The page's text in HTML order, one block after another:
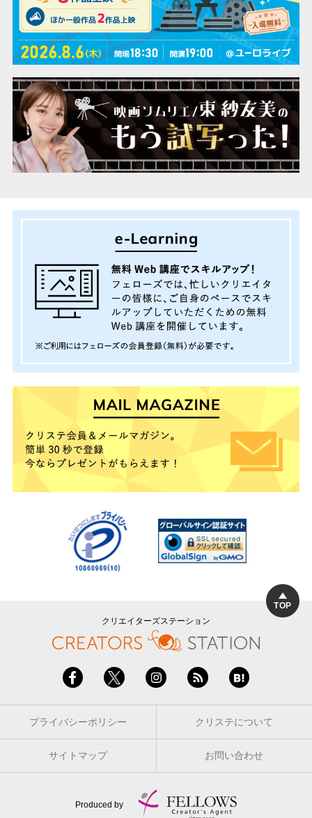
TOP
クリエイターズステーション
プライバシーポリシー クリステについて
サイトマップ お問い合わせ
Produced by